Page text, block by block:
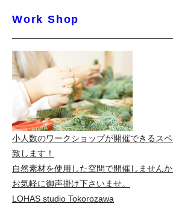
Work Shop
小人数のワークショップが開催できるス
致します！
自然素材を使用した空間で開催しませんか
お気軽に御声掛け下さいませ。
LOHAS studio Tokorozawa